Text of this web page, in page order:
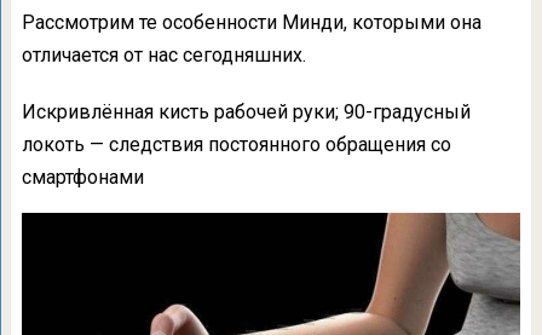
Рассмотрим те особенности Минди, которыми она
отличается от нас сегодняшних.
Искривлённая кисть рабочей руки; 90-градусный
локоть — следствия постоянного обращения со
смартфонами